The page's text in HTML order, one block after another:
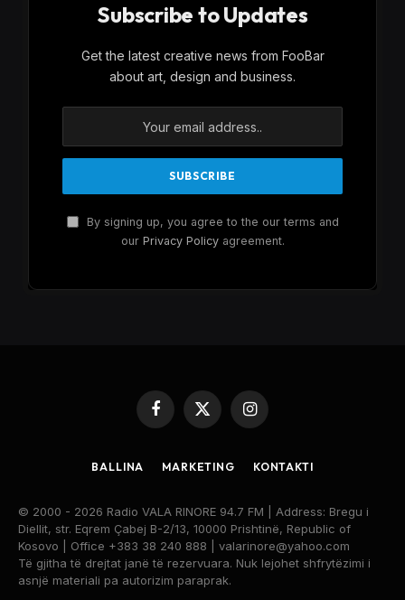
Subscribe to Updates
Get the latest creative news from FooBar
about art, design and business.
By signing up, you agree to the our terms and
our Privacy Policyagreement.
Facebook
X
(Twitter)
Instagram
BALLINA MARKETING KONTAKTI
© 2000 - 2026 Radio VALA RINORE 94.7 FM | Address: Bregu i
Diellit, str. Eqrem Çabej B-2/13, 10000 Prishtinë, Republic of
Kosovo | Office +383 38 240 888 | valarinore@yahoo.com
Të gjitha të drejtat janë të rezervuara. Nuk lejohet shfrytëzimi i
asnjë materiali pa autorizim paraprak.